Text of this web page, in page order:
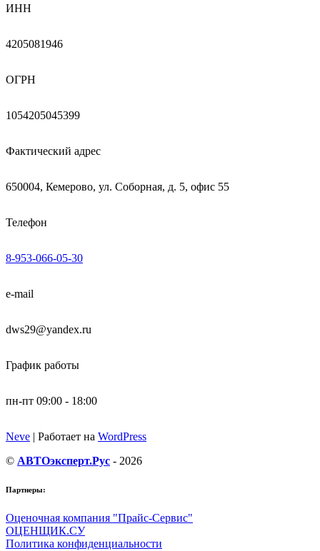
ИНН
4205081946
ОГРН
1054205045399
Фактический адрес
650004, Кемерово, ул. Соборная, д. 5, офис 55
Телефон
8-953-066-05-30
e-mail
dws29@yandex.ru
График работы
пн-пт 09:00 - 18:00
Neve | Работает на WordPress
© АВТОэксперт.Рус - 2026
Партнеры:
Оценочная компания "Прайс-Сервис"
ОЦЕНЩИК.СУ
Политика конфиденциальности